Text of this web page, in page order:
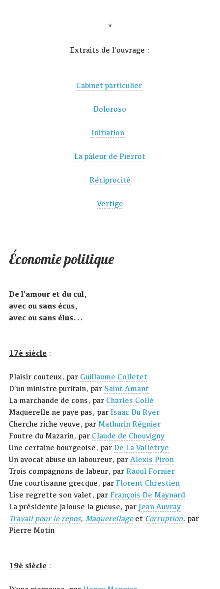
*
Extraits de l'ouvrage :
Cabinet particulier
Doloroso
Initiation
La pâleur de Pierrot
Réciprocité
Vertige
Économie politique
De l'amour et du cul,
avec ou sans écus,
avec ou sans élus...
17è siècle :
Plaisir couteux, par Guillaume Colletet
D'un ministre puritain, par Saint Amant
La marchande de cons, par Charles Collé
Maquerelle ne paye pas, par Isaac Du Ryer
Cherche riche veuve, par Mathurin Régnier
Foutre du Mazarin, par Claude de Chouvigny
Une certaine bourgeoise, par De La Valletrye
Un avocat abuse un laboureur, par Alexis Piron
Trois compagnons de labeur, par Raoul Fornier
Une courtisanne grecque, par Florent Chrestien
Lise regrette son valet, par François De Maynard
La présidente jalouse la gueuse, parJean Auvray
Travail pour le repos, Maquerellageet Corruption, par
Pierre Motin
19è siècle :